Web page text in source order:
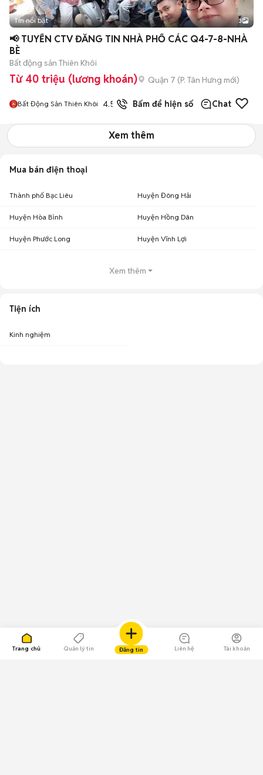
Trang chủ Quản lý tin Đăng tin Liên hệ Tài khoản
Tin nổi bật 3
📢 TUYỂN CTV ĐĂNG TIN NHÀ PHỐ CÁC Q4-7-8-NHÀ
BÈ
Bất động sản Thiên Khôi
Từ 40 triệu (lương khoán) Quận 7 (P. Tân Hưng mới)
Bất Động Sản Thiên Khôi 4.5 Bấm để hiện số Chat
Xem thêm
Mua bán điện thoại
Thành phố Bạc Liêu Huyện Đông Hải
Huyện Hòa Bình Huyện Hồng Dân
Huyện Phước Long Huyện Vĩnh Lợi
Xem thêm
Tiện ích
Kinh nghiệm